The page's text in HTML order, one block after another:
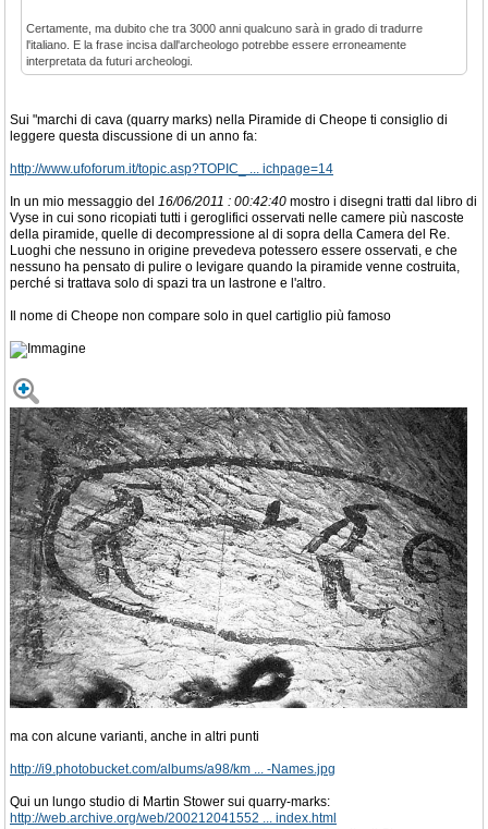
Certamente, ma dubito che tra 3000 anni qualcuno sarà in grado di tradurre
l'italiano. E la frase incisa dall'archeologo potrebbe essere erroneamente
interpretata da futuri archeologi.
Sui "marchi di cava (quarry marks) nella Piramide di Cheope ti consiglio di
leggere questa discussione di un anno fa:
http://www.ufoforum.it/topic.asp?TOPIC_ ... ichpage=14
In un mio messaggio del 16/06/2011 : 00:42:40 mostro i disegni tratti dal libro di
Vyse in cui sono ricopiati tutti i geroglifici osservati nelle camere più nascoste
della piramide, quelle di decompressione al di sopra della Camera del Re.
Luoghi che nessuno in origine prevedeva potessero essere osservati, e che
nessuno ha pensato di pulire o levigare quando la piramide venne costruita,
perché si trattava solo di spazi tra un lastrone e l'altro.
Il nome di Cheope non compare solo in quel cartiglio più famoso
ma con alcune varianti, anche in altri punti
http://i9.photobucket.com/albums/a98/km ... -Names.jpg
Qui un lungo studio di Martin Stower sui quarry-marks:
http://web.archive.org/web/200212041552 ... index.html